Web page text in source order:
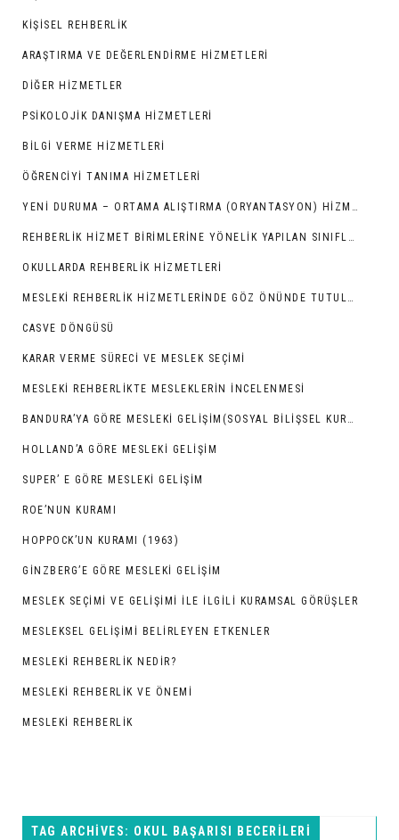
KİŞİSEL REHBERLİK
ARAŞTIRMA VE DEĞERLENDIRME HIZMETLERI
DIĞER HIZMETLER
PSIKOLOJIK DANIŞMA HIZMETLERI
BILGI VERME HIZMETLERI
ÖĞRENCIYI TANIMA HIZMETLERI
YENI DURUMA – ORTAMA ALIŞTIRMA (ORYANTASYON) HIZMETLERI
REHBERLIK HIZMET BIRIMLERINE YÖNELIK YAPILAN SINIFLAMALAR
OKULLARDA REHBERLİK HİZMETLERİ
MESLEKI REHBERLIK HIZMETLERINDE GÖZ ÖNÜNDE TUTULMASI GEREKEN NOKTALAR
CASVE DÖNGÜSÜ
KARAR VERME SÜRECI VE MESLEK SEÇIMI
MESLEKI REHBERLIKTE MESLEKLERIN İNCELENMESI
BANDURA’YA GÖRE MESLEKI GELIŞIM(SOSYAL BILIŞSEL KURAM)
HOLLAND’A GÖRE MESLEKI GELIŞIM
SUPER’ E GÖRE MESLEKI GELIŞIM
ROE’NUN KURAMI
HOPPOCK’UN KURAMI (1963)
GINZBERG’E GÖRE MESLEKI GELIŞIM
MESLEK SEÇİMİ VE GELİŞİMİ İLE İLGİLİ KURAMSAL GÖRÜŞLER
MESLEKSEL GELİŞİMİ BELİRLEYEN ETKENLER
MESLEKİ REHBERLİK NEDİR?
MESLEKİ REHBERLİK VE ÖNEMİ
MESLEKİ REHBERLİK
TAG ARCHIVES: OKUL BAŞARISI BECERILERI